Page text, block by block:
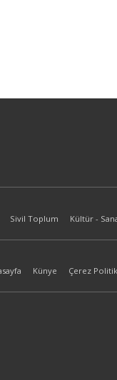
Sivil Toplum Kültür -
Künye Çerez